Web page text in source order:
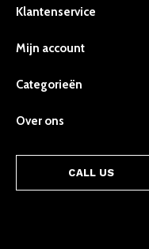
Klantenservice
Mijn account
Categorieën
Over ons
CALL US